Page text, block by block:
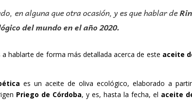
en alguna que otra ocasión, y es que hablar de
del mundo en el año 2020.
hablarte de forma más detallada acerca de este aceite
es un aceite de oliva ecológico, elaborado a
Priego de Córdoba, y es, hasta la fecha, el aceite